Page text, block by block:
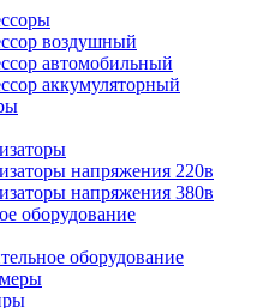
воздушный
автомобильный
аккумуляторный
напряжения 220в
напряжения 380в
оборудование
оборудование